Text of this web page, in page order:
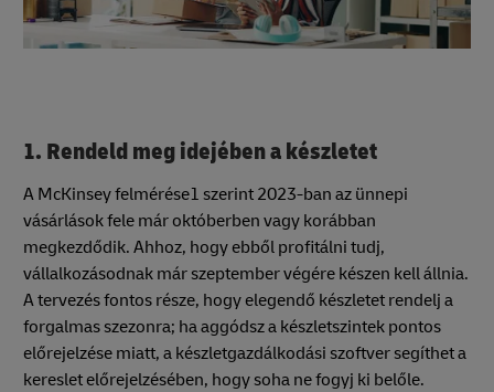
1. Rendeld meg idejében a készletet
A McKinsey felmérése1 szerint 2023-ban az ünnepi
vásárlások fele már októberben vagy korábban
megkezdődik. Ahhoz, hogy ebből profitálni tudj,
vállalkozásodnak már szeptember végére készen kell állnia.
A tervezés fontos része, hogy elegendő készletet rendelj a
forgalmas szezonra; ha aggódsz a készletszintek pontos
előrejelzése miatt, a készletgazdálkodási szoftver segíthet a
kereslet előrejelzésében, hogy soha ne fogyj ki belőle.